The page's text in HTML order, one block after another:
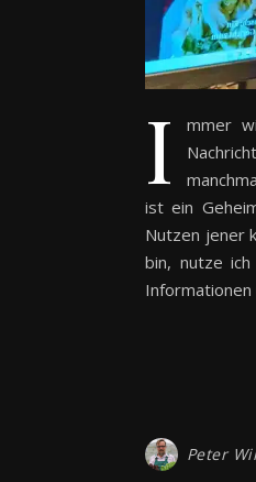
I
mmer
ist ein
Nutzen jener
bin, nutze
Informationen
Peter